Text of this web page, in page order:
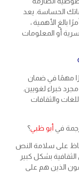
الحساسة. يعد
بالغ الأهمية ،
أو المعلومات
مهمًا في ضمان
خبراء لغويين.
والثقافات
في أبو ظبي؟
على سلامة النص
بشكل كبير
الذين هم على